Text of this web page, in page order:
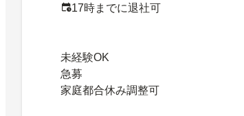
17時までに退社可
未経験OK
急募
家庭都合休み調整可